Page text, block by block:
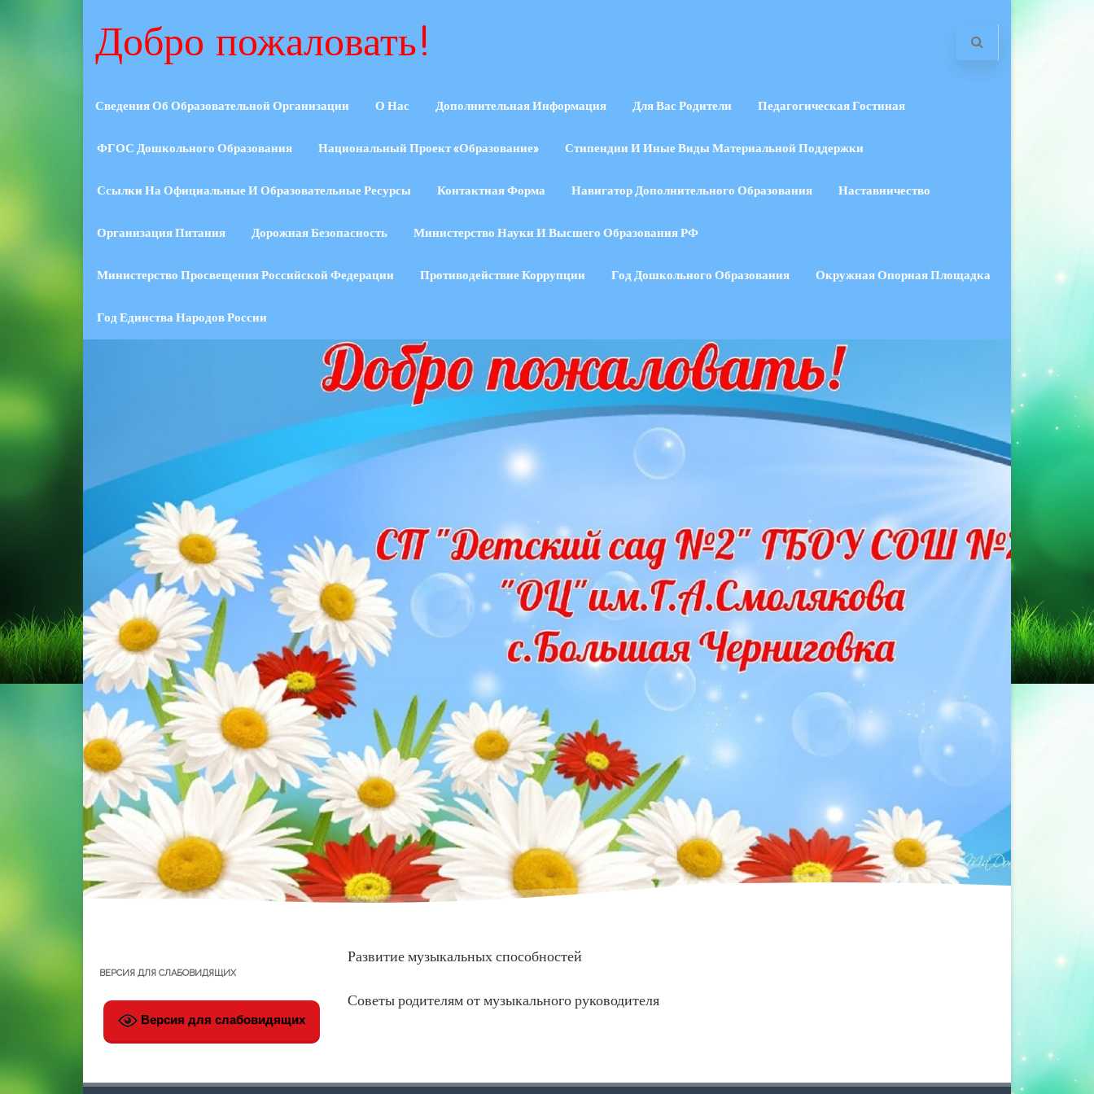
Добро пожаловать!
Сведения Об Образовательной Организации О Нас Дополнительная Информация Для Вас Родители Педагогическая Гостиная
ФГОС Дошкольного Образования Национальный Проект «Образование» Стипендии И Иные Виды Материальной Поддержки
Ссылки На Официальные И Образовательные Ресурсы Контактная Форма Навигатор Дополнительного Образования Наставничество
Организация Питания Дорожная Безопасность Министерство Науки И Высшего Образования РФ
Министерство Просвещения Российской Федерации Противодействие Коррупции Год Дошкольного Образования Окружная Опорная Площадка
Год Единства Народов России
Развитие музыкальных способностей
Советы родителям от музыкального руководителя
ВЕРСИЯ ДЛЯ СЛАБОВИДЯЩИХ
Версия для слабовидящих